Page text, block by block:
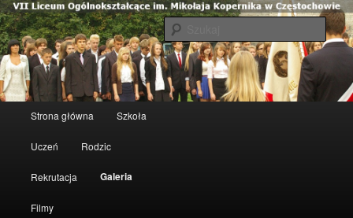
VII Liceum Ogólnokształcące im.
Mikołaja Kopernika w
Częstochowie
Przeskocz do tekstu
Przeskocz do widgetów
Strona główna Szkoła
Uczeń Rodzic
Rekrutacja Galeria
Filmy